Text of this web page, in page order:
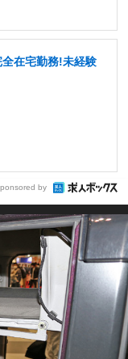
在宅勤務!未経験
by